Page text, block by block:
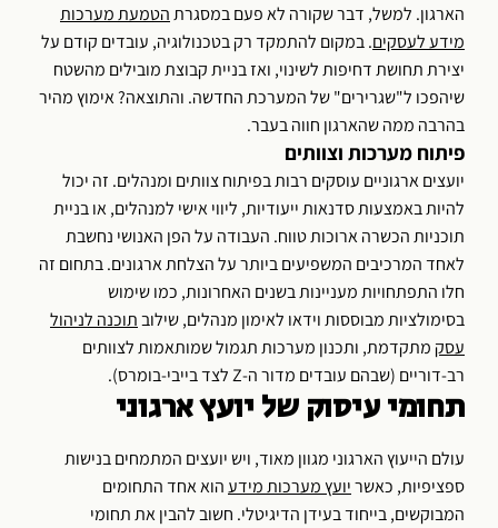
הארגון. למשל, דבר שקורה לא פעם במסגרתהטמעת מערכות
מידע לעסקים. במקום להתמקד רק בטכנולוגיה, עובדים קודם על
יצירת תחושת דחיפות לשינוי, ואז בניית קבוצת מובילים מהשטח
שיהפכו ל"שגרירים" של המערכת החדשה. והתוצאה? אימוץ מהיר
בהרבה ממה שהארגון חווה בעבר.
פיתוח מערכות וצוותים
יועצים ארגוניים עוסקים רבות בפיתוח צוותים ומנהלים. זה יכול
להיות באמצעות סדנאות ייעודיות, ליווי אישי למנהלים, או בניית
תוכניות הכשרה ארוכות טווח. העבודה על הפן האנושי נחשבת
לאחד המרכיבים המשפיעים ביותר על הצלחת ארגונים. בתחום זה
חלו התפתחויות מעניינות בשנים האחרונות, כמו שימוש
בסימולציות מבוססות וידאו לאימון מנהלים, שילובתוכנה לניהול
עסק מתקדמת, ותכנון מערכות תגמול שמותאמות לצוותים
רב-דוריים (שבהם עובדים מדור ה-Z לצד בייבי-בומרס).
תחומי עיסוק של יועץ ארגוני
עולם הייעוץ הארגוני מגוון מאוד, ויש יועצים המתמחים בנישות
ספציפיות, כאשריועץ מערכות מידעהוא אחד התחומים
המבוקשים, בייחוד בעידן הדיגיטלי. חשוב להבין את תחומי